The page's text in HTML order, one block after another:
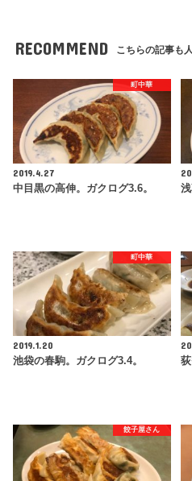
RECOMMEND こちらの記事も
町中華
2019.4.27
中目黒の高伸。ガクログ3.6。
町中華
2019.1.20
池袋の春駒。ガクログ3.4。
餃子屋さん